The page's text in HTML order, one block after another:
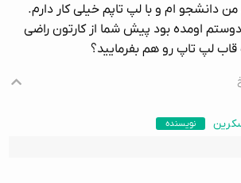
ام و با لپ تاپم خیلی کار دارم.
اومده بود پیش شما از کارتون راضی
لپ تاپ رو هم بفرمایید؟
نویسنده